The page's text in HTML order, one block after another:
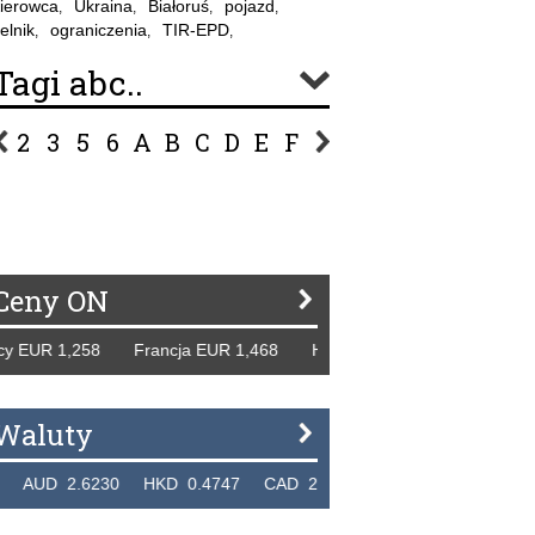
, Ukraina, Białoruś, pojazd,
, ograniczenia, TIR-EPD,
abc..
2 3 5 6 A B C D E F G
ON
1,258 Francja EUR 1,468 Hiszpania EUR 1,229 WB
2.6230 HKD 0.4747 CAD 2.6581 NZD 2.1889 SGD